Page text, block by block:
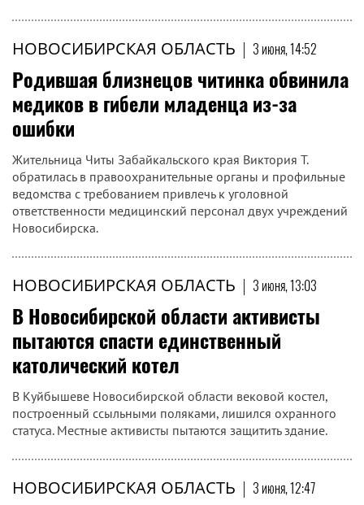
НОВОСИБИРСКАЯ ОБЛАСТЬ | 3 июня, 14:52
Родившая близнецов читинка обвинила
медиков в гибели младенца из-за
ошибки
Жительница Читы Забайкальского края Виктория Т.
обратилась в правоохранительные органы и профильные
ведомства с требованием привлечь к уголовной
ответственности медицинский персонал двух учреждений
Новосибирска.
НОВОСИБИРСКАЯ ОБЛАСТЬ | 3 июня, 13:03
В Новосибирской области активисты
пытаются спасти единственный
католический котел
В Куйбышеве Новосибирской области вековой костел,
построенный ссыльными поляками, лишился охранного
статуса. Местные активисты пытаются защитить здание.
НОВОСИБИРСКАЯ ОБЛАСТЬ | 3 июня, 12:47